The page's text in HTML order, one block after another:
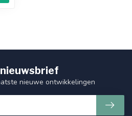
nieuwsbrief
nieuwe ontwikkelingen